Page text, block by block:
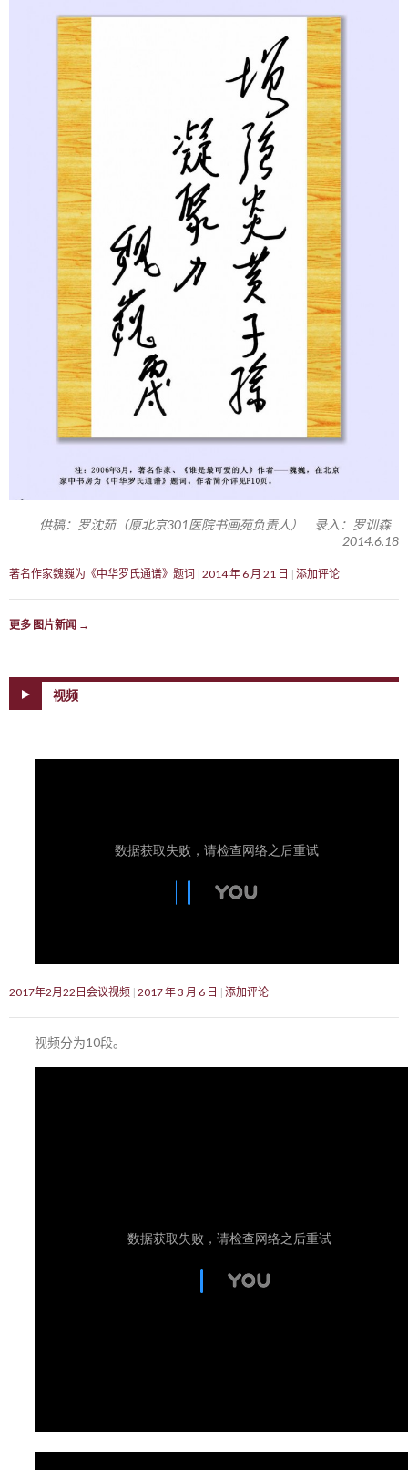
供稿：罗沈茹（原北京301医院书画苑负责人） 录入：罗训森
2014.6.18
著名作家魏巍为《中华罗氏通谱》题词 2014 年 6 月 21 日 添加评论
更多 图片新闻 →
视频
2017年2月22日会议视频 2017 年 3 月 6 日 添加评论
视频分为10段。